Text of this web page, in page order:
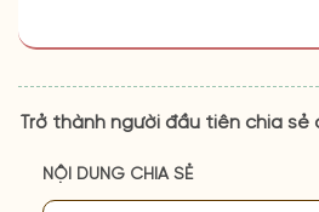
Trở thành người đầu tiên chia sẻ
NỘI DUNG CHIA SẺ